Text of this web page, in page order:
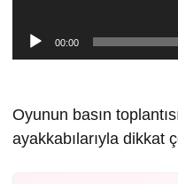
00:00
Oyunun basın
ayakkabılarıyla dikkat